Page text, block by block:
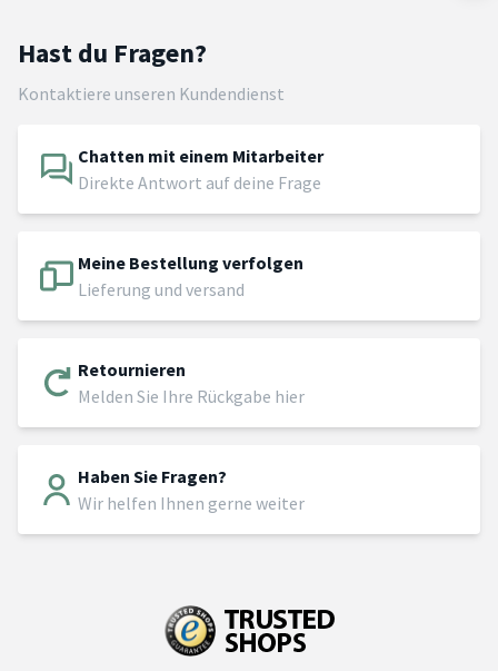
Hast du Fragen?
Kontaktiere unseren Kundendienst
Chatten mit einem Mitarbeiter
Direkte Antwort auf deine Frage
Meine Bestellung verfolgen
Lieferung und versand
Retournieren
Melden Sie Ihre Rückgabe hier
Haben Sie Fragen?
Wir helfen Ihnen gerne weiter